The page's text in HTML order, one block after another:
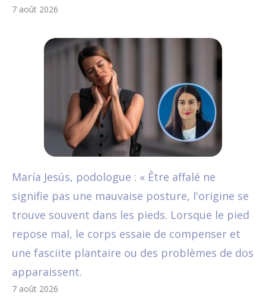
7 août 2026
María Jesús, podologue : « Être affalé ne
signifie pas une mauvaise posture, l'origine se
trouve souvent dans les pieds. Lorsque le pied
repose mal, le corps essaie de compenser et
une fasciite plantaire ou des problèmes de dos
apparaissent.
7 août 2026